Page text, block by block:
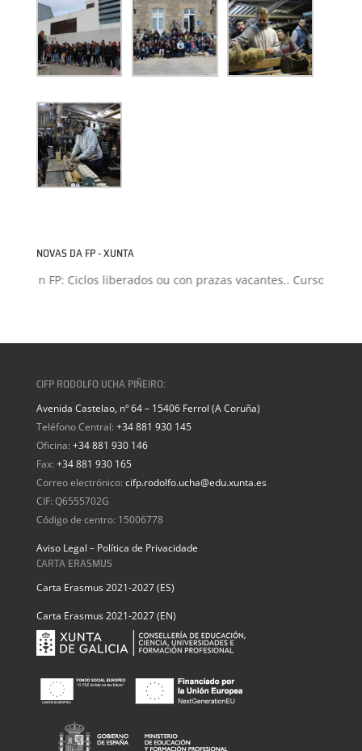
NOVAS DA FP - XUNTA
FP: Ciclos liberados ou con prazas vacantes.. Curso 2026-
CIFP RODOLFO UCHA PIÑEIRO:
Avenida Castelao, nº 64 – 15406 Ferrol (A Coruña)
Teléfono Central: +34 881 930 145
Oficina: +34 881 930 146
Fax: +34 881 930 165
Correo electrónico: cifp.rodolfo.ucha@edu.xunta.es
CIF: Q6555702G
Código de centro: 15006778
Aviso Legal – Política de Privacidade
CARTA ERASMUS
Carta Erasmus 2021-2027 (ES)
Carta Erasmus 2021-2027 (EN)